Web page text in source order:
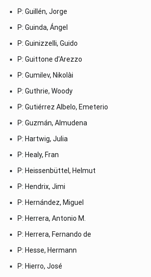
P: Guillén, Jorge
P: Guinda, Ángel
P: Guinizzelli, Guido
P: Guittone d'Arezzo
P: Gumilev, Nikolài
P: Guthrie, Woody
P: Gutiérrez Albelo, Emeterio
P: Guzmán, Almudena
P: Hartwig, Julia
P: Healy, Fran
P: Heissenbüttel, Helmut
P: Hendrix, Jimi
P: Hernández, Miguel
P: Herrera, Antonio M.
P: Herrera, Fernando de
P: Hesse, Hermann
P: Hierro, José